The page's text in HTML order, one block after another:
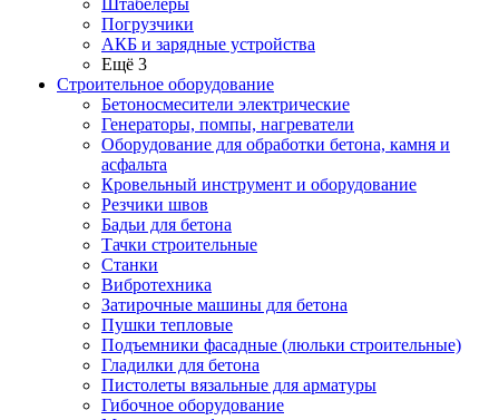
Штабелеры
Погрузчики
АКБ и зарядные устройства
Ещё 3
Строительное оборудование
Бетоносмесители электрические
Генераторы, помпы, нагреватели
Оборудование для обработки бетона, камня и
асфальта
Кровельный инструмент и оборудование
Резчики швов
Бадьи для бетона
Тачки строительные
Станки
Вибротехника
Затирочные машины для бетона
Пушки тепловые
Подъемники фасадные (люльки строительные)
Гладилки для бетона
Пистолеты вязальные для арматуры
Гибочное оборудование